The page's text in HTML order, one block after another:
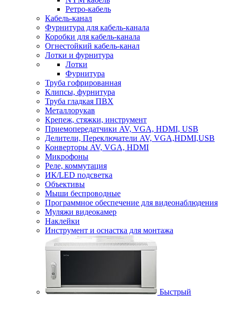
Ретро-кабель
Кабель-канал
Фурнитура для кабель-канала
Коробки для кабель-канала
Огнестойкий кабель-канал
Лотки и фурнитура
Лотки
Фурнитура
Труба гофрированная
Клипсы, фурнитура
Труба гладкая ПВХ
Металлорукав
Крепеж, стяжки, инструмент
Приемопередатчики AV, VGA, HDMI, USB
Делители, Переключатели AV, VGA,HDMI,USB
Конверторы AV, VGA, HDMI
Микрофоны
Реле, коммутация
ИК/LED подсветка
Объективы
Мыши беспроводные
Программное обеспечение для видеонаблюдения
Муляжи видеокамер
Наклейки
Инструмент и оснастка для монтажа
Быстрый